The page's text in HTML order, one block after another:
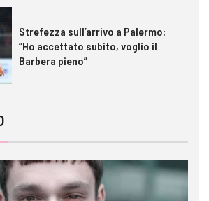
Strefezza sull’arrivo a Palermo:
“Ho accettato subito, voglio il
Barbera pieno”